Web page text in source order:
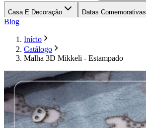
Casa E Decoração Datas Comemorativas
Blog
Início
Catálogo
Malha 3D Mikkeli - Estampado